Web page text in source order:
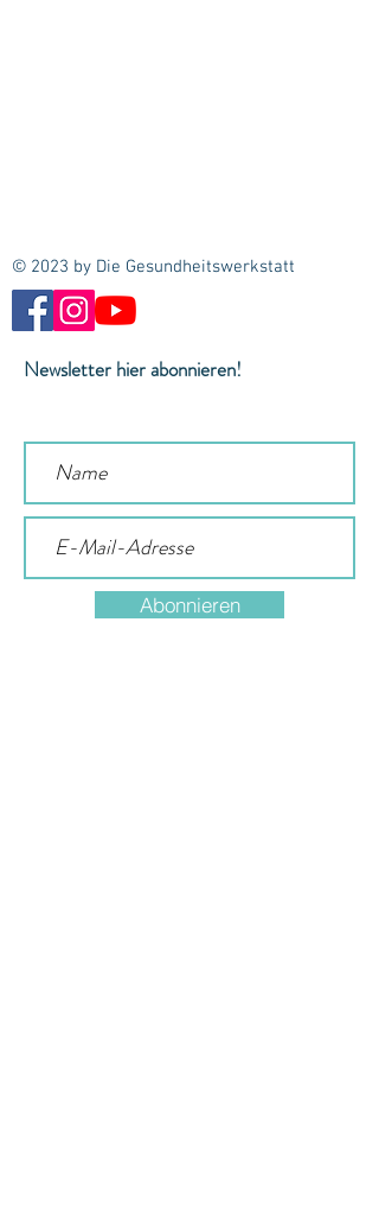
© 2023 by Die Gesundheitswerkstatt
Newsletter hier abonnieren!
Abonnieren